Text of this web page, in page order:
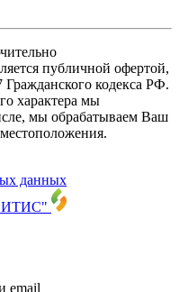
публичной офертой,
кодекса РФ.
характера мы
мы обрабатываем Ваш
данных
email